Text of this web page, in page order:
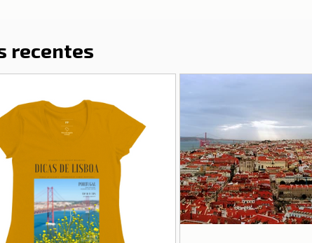
recentes